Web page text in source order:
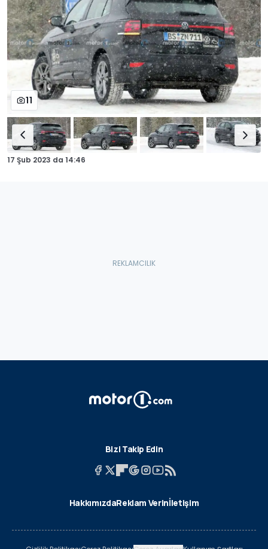
11
17 Şub 2023 da 14:46
Bizi Takip Edin
HakkımızdaReklam Verinİletişim